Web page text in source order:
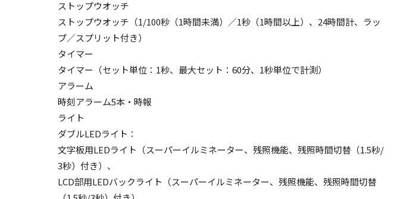
ストップウオッチ
ストップウオッチ（1/100秒（1時間未満）／1秒（1時間以上）、24時間計、ラッ
プ／スプリット付き）
タイマー
タイマー（セット単位：1秒、最大セット：60分、1秒単位で計測）
アラーム
時刻アラーム5本・時報
ライト
ダブルLEDライト：
文字板用LEDライト（スーパーイルミネーター、残照機能、残照時間切替（1.5秒/
3秒）付き）、
LCD部用LEDバックライト（スーパーイルミネーター、残照機能、残照時間切替